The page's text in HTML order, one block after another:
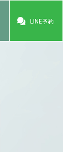
LINE予約